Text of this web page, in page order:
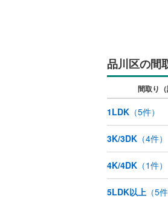
品川区の間
間取り（
1LDK （5件）
3K/3DK （4件）
4K/4DK （1件）
5LDK以上 （5件